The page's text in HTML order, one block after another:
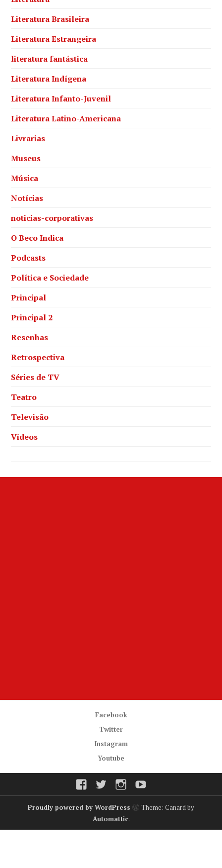
Literatura Brasileira
Literatura Estrangeira
literatura fantástica
Literatura Indígena
Literatura Infanto-Juvenil
Literatura Latino-Americana
Livrarias
Museus
Música
Notícias
noticias-corporativas
O Beco Indica
Podcasts
Política e Sociedade
Principal
Principal 2
Resenhas
Retrospectiva
Séries de TV
Teatro
Televisão
Vídeos
Facebook
Twitter
Instagram
Youtube
FacebookTwitterInstagram
Proudly powered by WordPress
Theme: Canard by
Automattic.